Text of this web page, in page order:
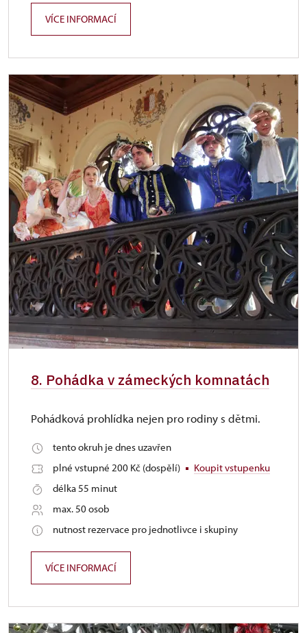
VÍCE INFORMACÍ
8. Pohádka v zámeckých komnatách
Pohádková prohlídka nejen pro rodiny s dětmi.
tento okruh je dnes uzavřen
plné vstupné 200 Kč (dospělí)
Koupit vstupenku
délka 55 minut
max. 50 osob
nutnost rezervace pro jednotlivce i skupiny
VÍCE INFORMACÍ